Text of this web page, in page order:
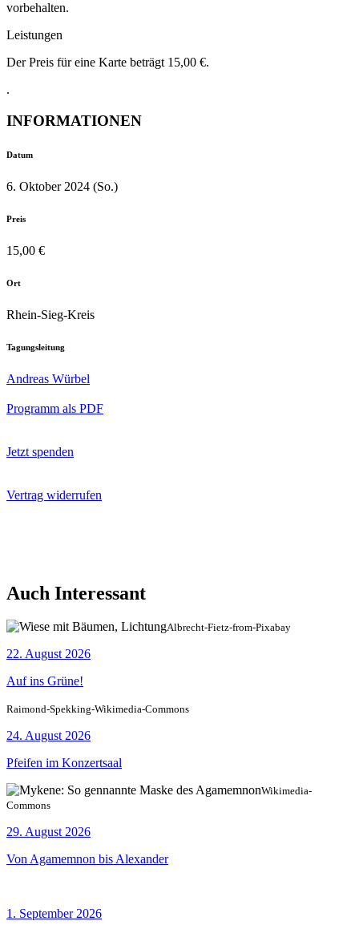
vorbehalten.
Leistungen
Der Preis für eine Karte beträgt 15,00 €.
.
INFORMATIONEN
Datum
6. Oktober 2024 (So.)
Preis
15,00 €
Ort
Rhein-Sieg-Kreis
Tagungsleitung
Andreas Würbel
Programm als PDF
Jetzt spenden
Vertrag widerrufen
Auch Interessant
Albrecht-Fietz-from-Pixabay
22. August 2026
Auf ins Grüne!
Raimond-Spekking-Wikimedia-Commons
24. August 2026
Pfeifen im Konzertsaal
Wikimedia-
Commons
29. August 2026
Von Agamemnon bis Alexander
1. September 2026